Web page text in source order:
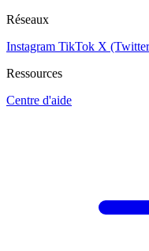
Réseaux
Instagram TikTok X
Ressources
Centre d'aide